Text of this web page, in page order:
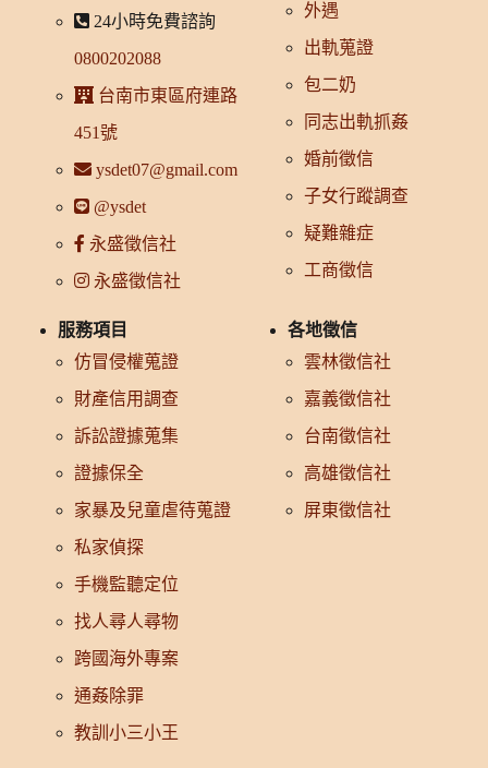
24小時免費諮詢
0800202088
台南市東區府連路
451號
ysdet07@gmail.com
@ysdet
永盛徵信社
永盛徵信社
外遇
出軌蒐證
包二奶
同志出軌抓姦
婚前徵信
子女行蹤調查
疑難雜症
工商徵信
服務項目
仿冒侵權蒐證
財產信用調查
訴訟證據蒐集
證據保全
家暴及兒童虐待蒐證
私家偵探
手機監聽定位
找人尋人尋物
跨國海外專案
通姦除罪
教訓小三小王
各地徵信
雲林徵信社
嘉義徵信社
台南徵信社
高雄徵信社
屏東徵信社